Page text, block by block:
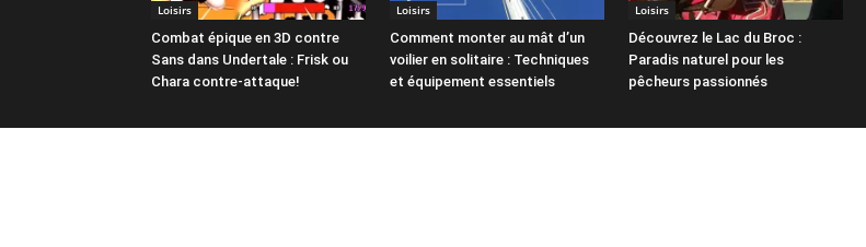
Loisirs
Combat épique en 3D contre
Sans dans Undertale : Frisk ou
Chara contre-attaque!
Loisirs
Comment monter au mât d’un
voilier en solitaire : Techniques
et équipement essentiels
Loisirs
Découvrez le Lac du Broc :
Paradis naturel pour les
pêcheurs passionnés